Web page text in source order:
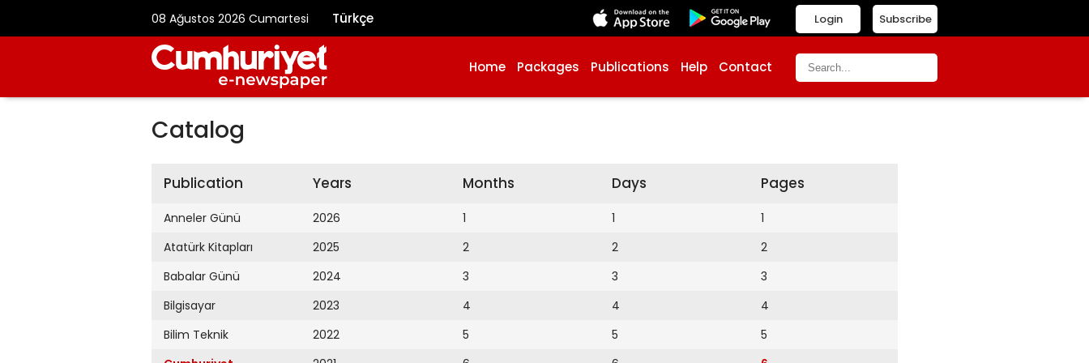
08 Ağustos 2026 Cumartesi Türkçe Subscribe
Login
Home Packages Publications Help Contact
Catalog
Publication
Anneler Günü
Atatürk Kitapları
Babalar Günü
Bilgisayar
Bilim Teknik
Years
2026
2025
2024
2023
2022
Months
1
2
3
4
5
Days
1
2
3
4
5
Pages
1
2
3
4
5